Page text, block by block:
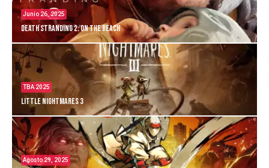
Junio 26, 2025
Death Stranding 2: On the Beach
TBA 2025
Little Nightmares 3
Agosto 29, 2025